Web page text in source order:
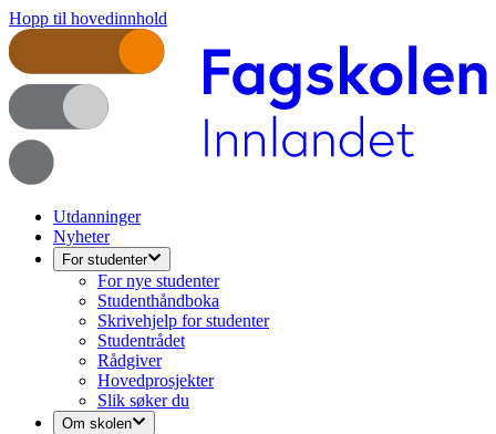
Hopp til hovedinnhold
Utdanninger
Nyheter
For studenter
For nye studenter
Studenthåndboka
Skrivehjelp for studenter
Studentrådet
Rådgiver
Hovedprosjekter
Slik søker du
Om skolen